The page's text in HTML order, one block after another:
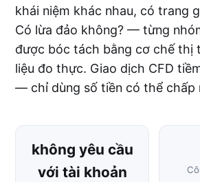
khái niệm khác nhau, có trang
Có lừa đảo không? — từng
được bóc tách bằng cơ chế thị
liệu đo thực. Giao dịch CFD
— chỉ dùng số tiền có thể chấp
không yêu cầu
với tài khoản